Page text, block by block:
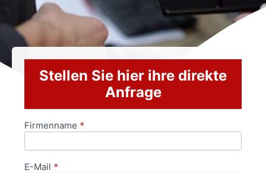
Stellen Sie hier ihre direkte
Anfrage
Anfrageformular
Firmenname *
E-Mail *